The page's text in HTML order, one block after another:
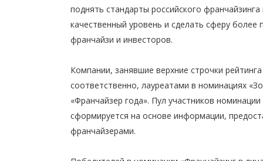
поднять стандарты российского
качественный уровень и сделать сферу более
франчайзи и инвесторов.
Компании, занявшие верхние строчки
соответственно, лауреатами в номинациях
«Франчайзер года». Пул участников
сформируется на основе информации,
франчайзерами.